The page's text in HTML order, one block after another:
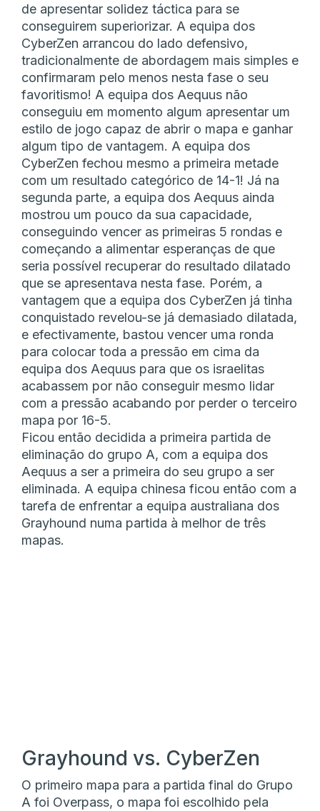
de apresentar solidez táctica para se
conseguirem superiorizar. A equipa dos
CyberZen arrancou do lado defensivo,
tradicionalmente de abordagem mais simples e
confirmaram pelo menos nesta fase o seu
favoritismo! A equipa dos Aequus não
conseguiu em momento algum apresentar um
estilo de jogo capaz de abrir o mapa e ganhar
algum tipo de vantagem. A equipa dos
CyberZen fechou mesmo a primeira metade
com um resultado categórico de 14-1! Já na
segunda parte, a equipa dos Aequus ainda
mostrou um pouco da sua capacidade,
conseguindo vencer as primeiras 5 rondas e
começando a alimentar esperanças de que
seria possível recuperar do resultado dilatado
que se apresentava nesta fase. Porém, a
vantagem que a equipa dos CyberZen já tinha
conquistado revelou-se já demasiado dilatada,
e efectivamente, bastou vencer uma ronda
para colocar toda a pressão em cima da
equipa dos Aequus para que os israelitas
acabassem por não conseguir mesmo lidar
com a pressão acabando por perder o terceiro
mapa por 16-5.
Ficou então decidida a primeira partida de
eliminação do grupo A, com a equipa dos
Aequus a ser a primeira do seu grupo a ser
eliminada. A equipa chinesa ficou então com a
tarefa de enfrentar a equipa australiana dos
Grayhound numa partida à melhor de três
mapas.
Grayhound vs. CyberZen
O primeiro mapa para a partida final do Grupo
A foi Overpass, o mapa foi escolhido pela